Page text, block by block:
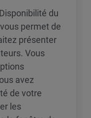
du
permet de
présenter
Vous
avez
de votre
les